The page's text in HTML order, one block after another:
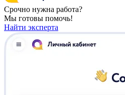
Срочно нужна работа?
Мы готовы помочь!
Найти эксперта